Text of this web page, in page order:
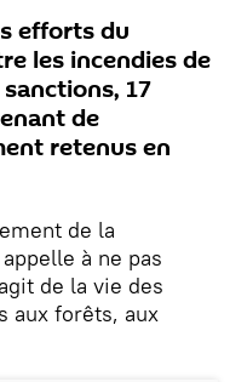
efforts du
les incendies de
17
de
retenus en
de la
à ne pas
de la vie des
aux forêts, aux